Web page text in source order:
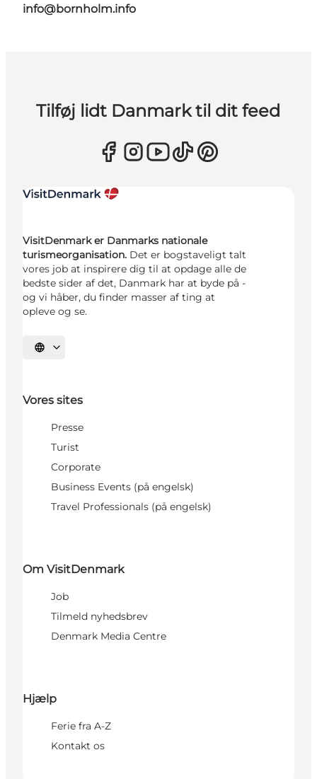
info@bornholm.info
Tilføj lidt Danmark til dit feed
VisitDenmark er Danmarks nationale
turismeorganisation. Det er bogstaveligt talt
vores job at inspirere dig til at opdage alle de
bedste sider af det, Danmark har at byde på -
og vi håber, du finder masser af ting at
opleve og se.
Vælg sprog
Vores sites
Presse
Turist
Corporate
Business Events (på engelsk)
Travel Professionals (på engelsk)
Om VisitDenmark
Job
Tilmeld nyhedsbrev
Denmark Media Centre
Hjælp
Ferie fra A-Z
Kontakt os